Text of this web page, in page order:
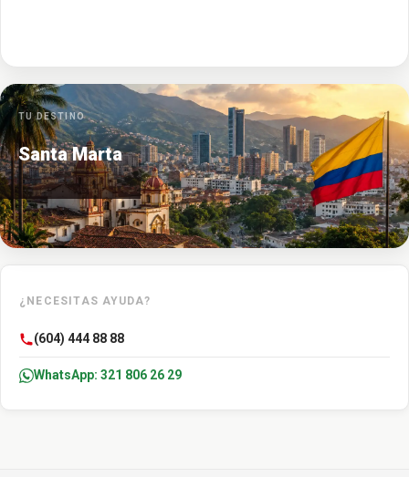
TU DESTINO
Santa Marta
¿NECESITAS AYUDA?
(604) 444 88 88
WhatsApp: 321 806 26 29